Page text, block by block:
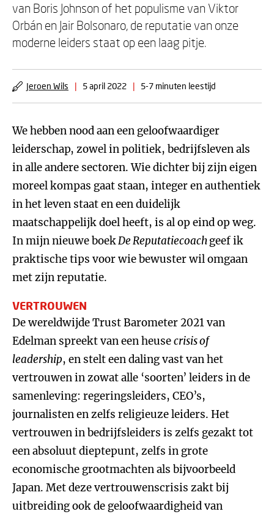
van Boris Johnson of het populisme van Viktor
Orbán en Jair Bolsonaro, de reputatie van onze
moderne leiders staat op een laag pitje.
Jeroen Wils | 5 april 2022 | 5-7 minuten leestijd
We hebben nood aan een geloofwaardiger
leiderschap, zowel in politiek, bedrijfsleven als
in alle andere sectoren. Wie dichter bij zijn eigen
moreel kompas gaat staan, integer en authentiek
in het leven staat en een duidelijk
maatschappelijk doel heeft, is al op eind op weg.
In mijn nieuwe boekDe Reputatiecoachgeef ik
praktische tips voor wie bewuster wil omgaan
met zijn reputatie.
VERTROUWEN
De wereldwijde Trust Barometer 2021 van
Edelman spreekt van een heusecrisis of
leadership, en stelt een daling vast van het
vertrouwen in zowat alle ‘soorten’ leiders in de
samenleving: regeringsleiders, CEO’s,
journalisten en zelfs religieuze leiders. Het
vertrouwen in bedrijfsleiders is zelfs gezakt tot
een absoluut dieptepunt, zelfs in grote
economische grootmachten als bijvoorbeeld
Japan. Met deze vertrouwenscrisis zakt bij
uitbreiding ook de geloofwaardigheid van